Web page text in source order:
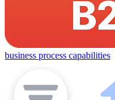
business process capabilities